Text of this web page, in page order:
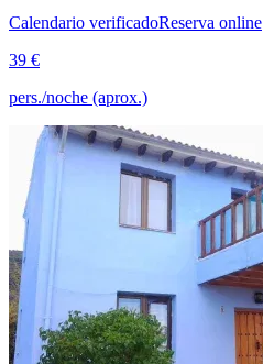
Calendario verificadoReserva online
39 €
pers./noche (aprox.)